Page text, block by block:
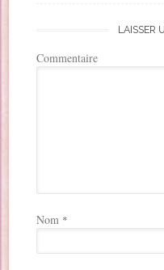
LAISSER
Commentaire
Nom *